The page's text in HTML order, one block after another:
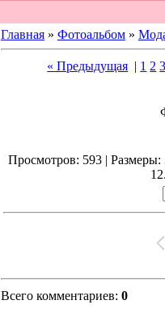
Главная» Фотоальбом»
« Предыдущая | 1 2
Просмотров: 593 |
Всего комментариев: 0